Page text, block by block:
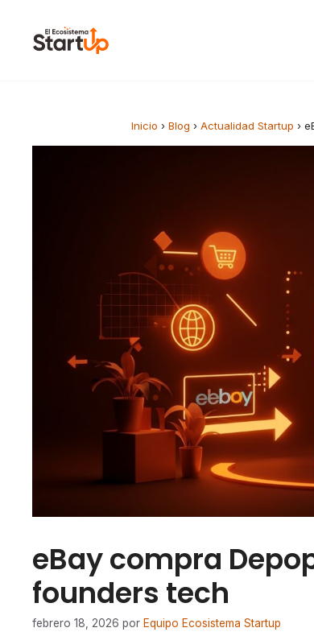
Inicio › Blog › Actualidad Startup ›
eBay compra
founders tech
febrero 18, 2026 por Equipo Ecosistema Startup